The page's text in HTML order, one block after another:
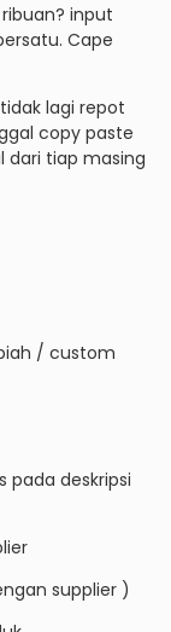
input
Cape
lagi repot
copy paste
dari tiap masing
/ custom
pada deskripsi
supplier )